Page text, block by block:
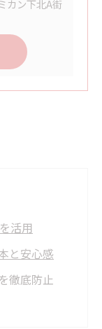
カン下北A街
活用
と安心感
徹底防止
動化する方